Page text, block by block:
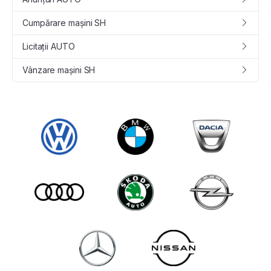
Cumpǎrare maşini SH
Licitații AUTO
Vânzare maşini SH